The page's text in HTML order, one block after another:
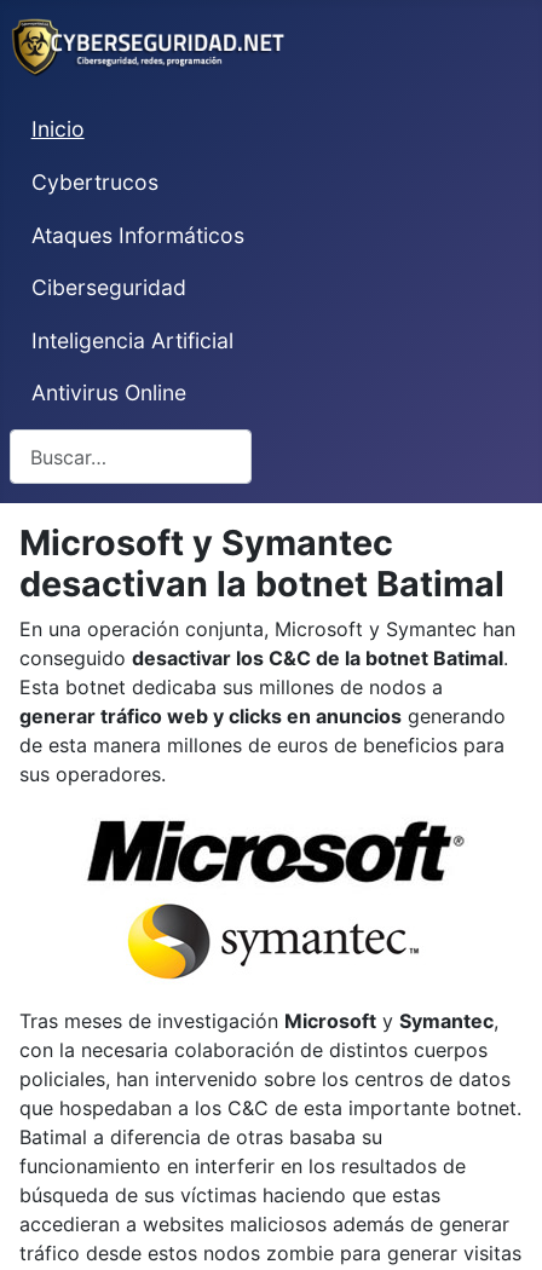
Inicio
Cybertrucos
Ataques Informáticos
Ciberseguridad
Inteligencia Artificial
Antivirus Online
Microsoft y Symantec
desactivan la botnet Batimal
En una operación conjunta, Microsoft y Symantec han
conseguido desactivar los C&C de la botnet Batimal.
Esta botnet dedicaba sus millones de nodos a
generar tráfico web y clicks en anuncios generando
de esta manera millones de euros de beneficios para
sus operadores.
Tras meses de investigación Microsoft y Symantec,
con la necesaria colaboración de distintos cuerpos
policiales, han intervenido sobre los centros de datos
que hospedaban a los C&C de esta importante botnet.
Batimal a diferencia de otras basaba su
funcionamiento en interferir en los resultados de
búsqueda de sus víctimas haciendo que estas
accedieran a websites maliciosos además de generar
tráfico desde estos nodos zombie para generar visitas